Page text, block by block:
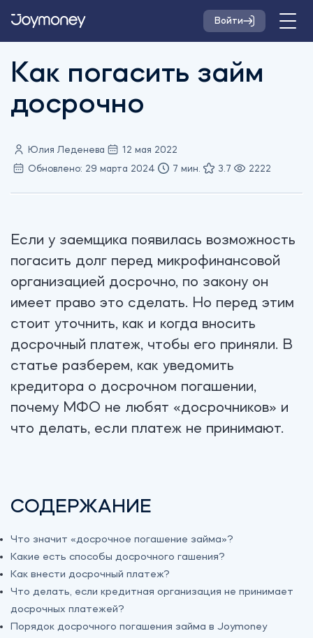
Войти
Как погасить займ
досрочно
Юлия Леденева
12 мая 2022
Обновлено: 29 марта 2024
7 мин. 3.7 2222
Если у заемщика появилась возможность
погасить долг перед микрофинансовой
организацией досрочно, по закону он
имеет право это сделать. Но перед этим
стоит уточнить, как и когда вносить
досрочный платеж, чтобы его приняли. В
статье разберем, как уведомить
кредитора о досрочном погашении,
почему МФО не любят «досрочников» и
что делать, если платеж не принимают.
СОДЕРЖАНИЕ
Что значит «досрочное погашение займа»?
Какие есть способы досрочного гашения?
Как внести досрочный платеж?
Что делать, если кредитная организация не принимает
досрочных платежей?
Порядок досрочного погашения займа в Joymoney